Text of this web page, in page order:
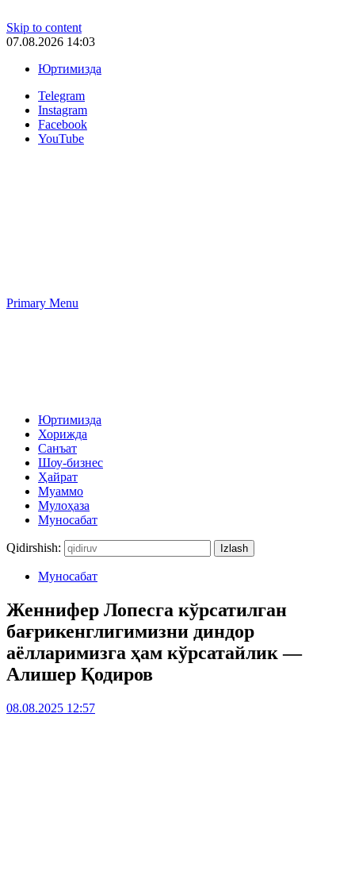
Skip to content
07.08.2026 14:03
Юртимизда
Telegram
Instagram
Facebook
YouTube
Primary Menu
Юртимизда
Хорижда
Санъат
Шоу-бизнес
Ҳайрат
Муаммо
Мулоҳаза
Муносабат
Qidirshish:
Муносабат
Женнифер Лопесга кўрсатилган
бағрикенглигимизни диндор
аёлларимизга ҳам кўрсатайлик —
Алишер Қодиров
08.08.2025 12:57